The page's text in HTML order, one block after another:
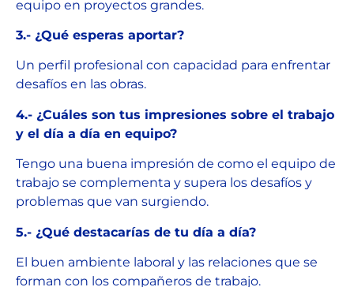
equipo en proyectos grandes.
3.- ¿Qué esperas aportar?
Un perfil profesional con capacidad para enfrentar
desafíos en las obras.
4.- ¿Cuáles son tus impresiones sobre el trabajo
y el día a día en equipo?
Tengo una buena impresión de como el equipo de
trabajo se complementa y supera los desafíos y
problemas que van surgiendo.
5.- ¿Qué destacarías de tu día a día?
El buen ambiente laboral y las relaciones que se
forman con los compañeros de trabajo.